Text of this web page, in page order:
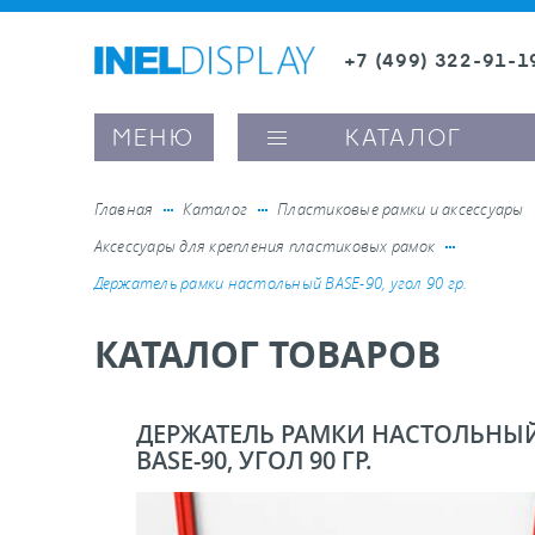
+7 (499) 322-91-
Заказать звонок
МЕНЮ КАТАЛОГ
ценникодержатели
полочного пространства
вывесок и шелфтокеры
оборудование, комплектующие
Главная Каталог
Пластиковые рамки и аксессуары
Аксессуары для крепления пластиковых рамок
Держатель рамки настольный BASE-90, угол 90 гр.
КАТАЛОГ ТОВАРОВ
ДЕРЖАТЕЛЬ РАМКИ
BASE-90, УГОЛ 90 ГР.